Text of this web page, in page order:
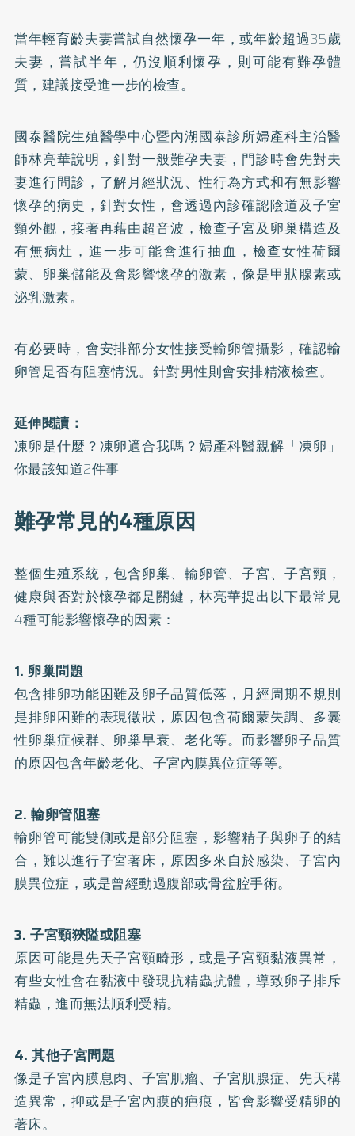
當年輕育齡夫妻嘗試自然懷孕一年，或年齡超過35歲
夫妻，嘗試半年，仍沒順利懷孕，則可能有難孕體
質，建議接受進一步的檢查。
國泰醫院生殖醫學中心暨內湖國泰診所婦產科主治醫
師林亮華說明，針對一般難孕夫妻，門診時會先對夫
妻進行問診，了解月經狀況、性行為方式和有無影響
懷孕的病史，針對女性，會透過內診確認陰道及子宮
頸外觀，接著再藉由超音波，檢查子宮及卵巢構造及
有無病灶，進一步可能會進行抽血，檢查女性荷爾
蒙、卵巢儲能及會影響懷孕的激素，像是甲狀腺素或
泌乳激素。
有必要時，會安排部分女性接受輸卵管攝影，確認輸
卵管是否有阻塞情況。針對男性則會安排精液檢查。
延伸閱讀：
凍卵是什麼？凍卵適合我嗎？婦產科醫親解「凍卵」
你最該知道2件事
難孕常見的4種原因
整個生殖系統，包含卵巢、輸卵管、子宮、子宮頸，
健康與否對於懷孕都是關鍵，林亮華提出以下最常見
4種可能影響懷孕的因素：
1. 卵巢問題
包含排卵功能困難及卵子品質低落，月經周期不規則
是排卵困難的表現徵狀，原因包含荷爾蒙失調、多囊
性卵巢症候群、卵巢早衰、老化等。而影響卵子品質
的原因包含年齡老化、子宮內膜異位症等等。
2. 輸卵管阻塞
輸卵管可能雙側或是部分阻塞，影響精子與卵子的結
合，難以進行子宮著床，原因多來自於感染、子宮內
膜異位症，或是曾經動過腹部或骨盆腔手術。
3. 子宮頸狹隘或阻塞
原因可能是先天子宮頸畸形，或是子宮頸黏液異常，
有些女性會在黏液中發現抗精蟲抗體，導致卵子排斥
精蟲，進而無法順利受精。
4. 其他子宮問題
像是子宮內膜息肉、子宮肌瘤、子宮肌腺症、先天構
造異常，抑或是子宮內膜的疤痕，皆會影響受精卵的
著床。